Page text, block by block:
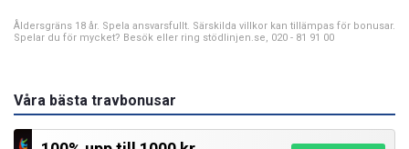
Åldersgräns 18 år. Spela ansvarsfullt. Särskilda villkor kan tillämpas för bonusar.
Spelar du för mycket? Besök eller ring stödlinjen.se, 020 - 81 91 00
Våra bästa travbonusar